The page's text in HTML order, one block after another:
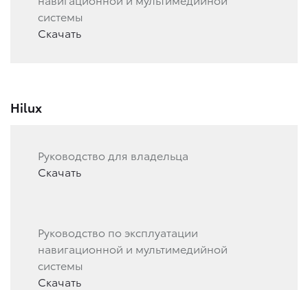
системы
Скачать
Hilux
Руководство для владельца
Скачать
Руководство по эксплуатации
навигационной и мультимедийной
системы
Скачать